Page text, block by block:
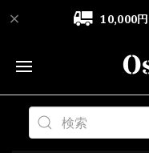
10,000